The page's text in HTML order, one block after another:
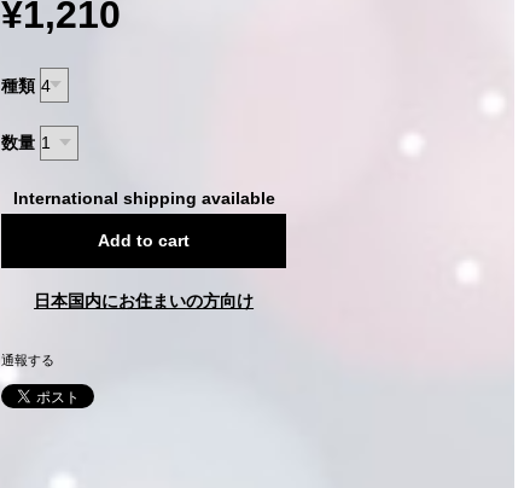
¥1,210
種類
数量
International shipping available
Add to cart
日本国内にお住まいの方向け
通報する